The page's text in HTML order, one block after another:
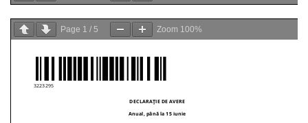
Page 1 / 5 Zoom 100%